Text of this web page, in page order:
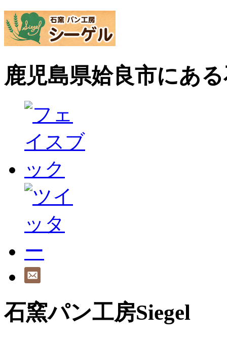
鹿児島県姶良市にあ
石窯パン工房Siegel